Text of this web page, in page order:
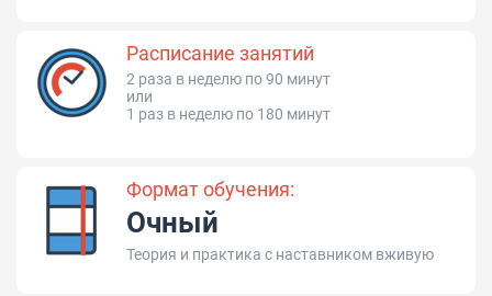
Расписание занятий
2 раза в неделю по 90 минут
или
1 раз в неделю по 180 минут
Формат обучения:
Очный
Теория и практика с наставником вживую